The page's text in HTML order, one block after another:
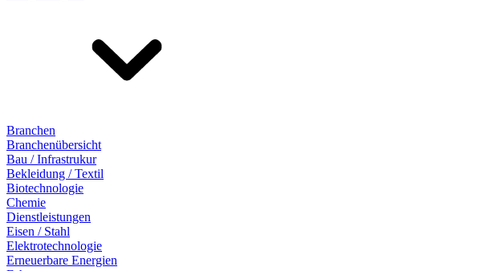
Branchen
Branchenübersicht
Bau / Infrastrukur
Bekleidung / Textil
Biotechnologie
Chemie
Dienstleistungen
Eisen / Stahl
Elektrotechnologie
Erneuerbare Energien